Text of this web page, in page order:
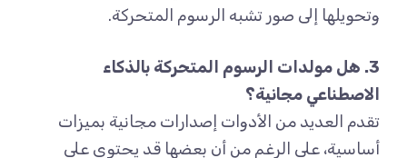
وتحويلها إلى صور تشبه الرسوم المتحركة.
3. هل مولدات الرسوم المتحركة بالذكاء
الاصطناعي مجانية؟
تقدم العديد من الأدوات إصدارات مجانية بميزات
أساسية، على الرغم من أن بعضها قد يحتوي على